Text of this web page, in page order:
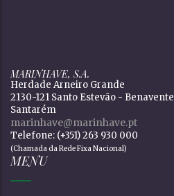
MARINHAVE, S.A.
Herdade Arneiro Grande
2130-121 Santo Estevão - Benavente
Santarém
marinhave@marinhave.pt
Telefone: (+351) 263 930 000
(Chamada da Rede Fixa Nacional)
MENU